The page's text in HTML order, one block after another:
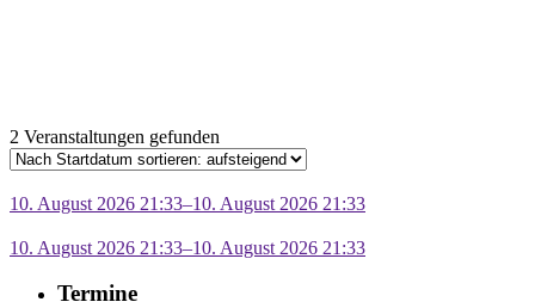
2 Veranstaltungen gefunden
10. August 2026 21:33–10. August 2026 21:33
10. August 2026 21:33–10. August 2026 21:33
Termine